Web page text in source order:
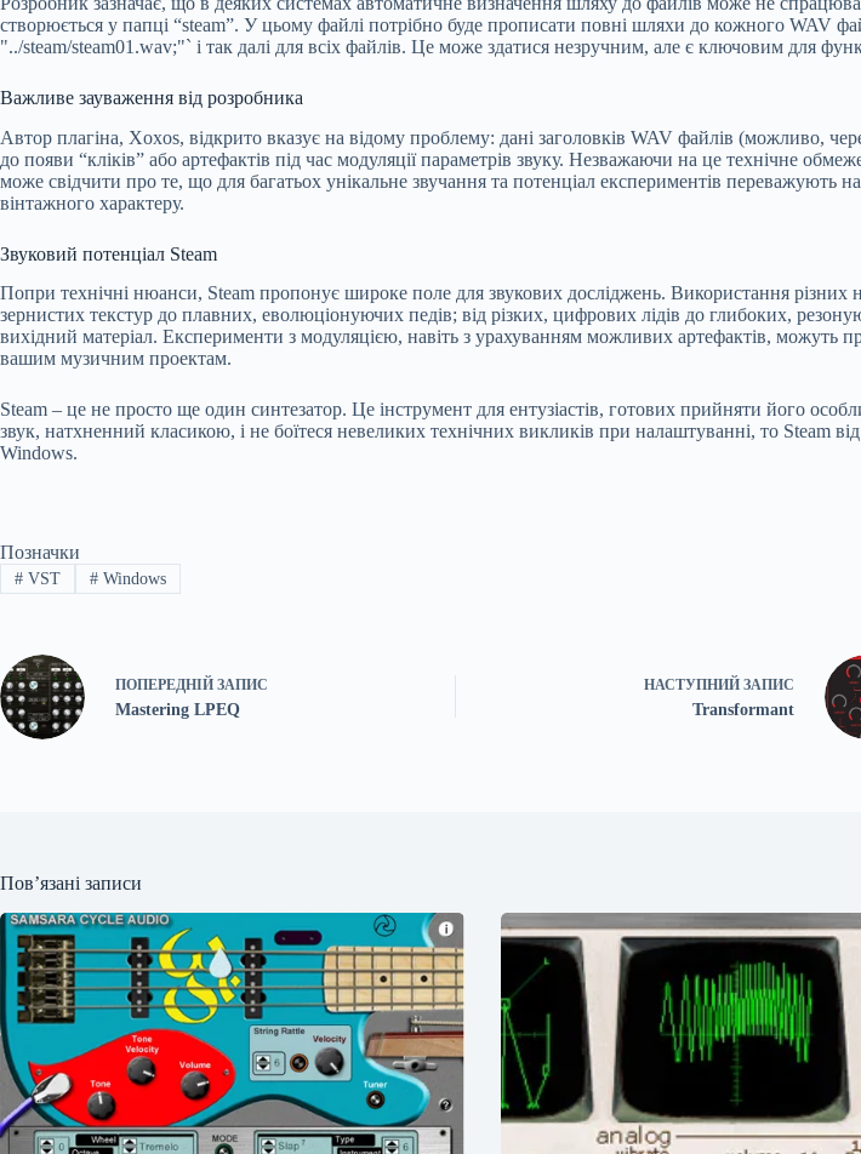
створюється у папці “steam”. У цьому файлі потрібно буде прописати повні шляхи до кожного WAV
"../steam/steam01.wav;"` і так далі для всіх файлів. Це може здатися незручним, але є ключовим для
Важливе зауваження від розробника
Автор плагіна, Xoxos, відкрито вказує на відому проблему: дані заголовків WAV файлів (можливо,
до появи “кліків” або артефактів під час модуляції параметрів звуку. Незважаючи на це технічне
може свідчити про те, що для багатьох унікальне звучання та потенціал експериментів переважують
вінтажного характеру.
Звуковий потенціал Steam
Попри технічні нюанси, Steam пропонує широке поле для звукових досліджень. Використання різних
зернистих текстур до плавних, еволюціонуючих педів; від різких, цифрових лідів до глибоких,
вихідний матеріал. Експерименти з модуляцією, навіть з урахуванням можливих артефактів, можуть
вашим музичним проектам.
Steam – це не просто ще один синтезатор. Це інструмент для ентузіастів, готових прийняти його
звук, натхненний класикою, і не боїтеся невеликих технічних викликів при налаштуванні, то Steam
Windows.
Позначки
#VST #Windows
ПОПЕРЕДНІЙ ЗАПИС
Mastering LPEQ
НАСТУПНИЙ ЗАПИС
Transformant
Пов’язані записи